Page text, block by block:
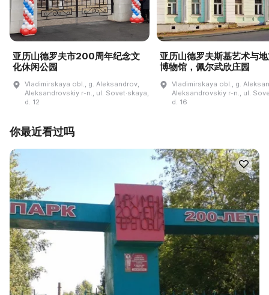
亚历山德罗夫市200周年纪念文
化休闲公园
Vladimirskaya obl., g. Aleksandrov,
Aleksandrovskiy r-n., ul. Sovet·skaya,
d. 12
亚历山德罗夫斯基艺术与
博物馆，佩尔武欣庄园
Vladimirskaya obl., g.
Aleksandrovskiy r-n., ul.
d. 16
你最近看过吗